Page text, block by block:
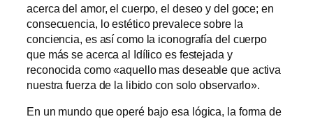
acerca del amor, el cuerpo, el deseo y del goce; en
consecuencia, lo estético prevalece sobre la
conciencia, es así como la iconografía del cuerpo
que más se acerca al Idílico es festejada y
reconocida como «aquello mas deseable que activa
nuestra fuerza de la libido con solo observarlo».
En un mundo que operé bajo esa lógica, la forma de